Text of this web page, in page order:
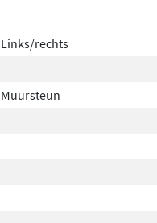
Links/rechts
Muursteun